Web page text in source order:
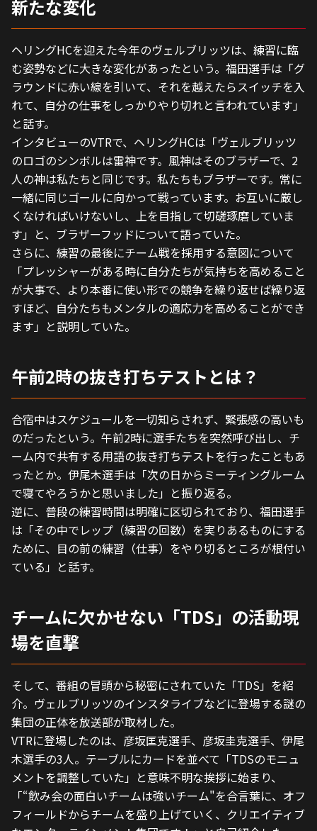
新たな変化
ヘリングHCを迎えた今年のヴェルブリッツは、練習に臨
む姿勢などに大きな変化があったという。福田選手は「グ
ラウンドに赤い線を引いて、それを越えたらスイッチを入
れて、自分の仕事をしっかりやり切れと言われています」
と話す。
インタビューのVTRで、ヘリングHCは「ヴェルブリッツ
のロゴのシンボルは雷神です。風神はそのブラザーで、2
人の神は私たちと同じです。私たちもブラザーです。常に
一緒に同じゴールに向かって戦っています。お互いに厳し
くなければいけないし、上を目指して切磋琢磨していま
す」と、ブラザーフッドについて語っていた。
さらに、練習の最後にチーム戦を採用する意図について
「プレッシャーがある時に自分たちが気持ちを高めること
が大事で、より本番に使い形での競争を繰り返せば繰り返
すほど、自分たちもメンタルの適応力を高めることができ
ます」と説明していた。
午前2時の抜き打ちテストとは？
合宿中はスケジュールを一切知らされず、緊張感の高いも
のだったという。午前2時に選手たちを突然呼び出し、チ
ーム内で共有する用語の抜き打ちテストを行ったこともあ
ったとか。伊尾木選手は「次の日からミーティングルーム
で寝てやろうかと思いました」と振り返る。
逆に、普段の練習時間は明確に区切られており、福田選手
は「その中でレップ（練習の回数）を実りあるものにする
ために、目の前の練習（仕事）をやり切るところが根付い
ている」と話す。
チームに欠かせない「TDS」の活動現
場を直撃
そして、番組の冒頭から秘密にされていた「TDS」を紹
介。ヴェルブリッツのインスタライブなどに登場する謎の
集団の正体を放送部が取材した。
VTRに登場したのは、彦坂匡克選手、彦坂圭克選手、伊尾
木選手の3人。テーブルにカードを並べて「TDSのモニュ
メントを調整していた」と意味不明な挨拶に始まり、
「“飲み会の面白いチームは強いチーム"を合言葉に、オフ
フィールドからチームを盛り上げていく、クリエイティブ